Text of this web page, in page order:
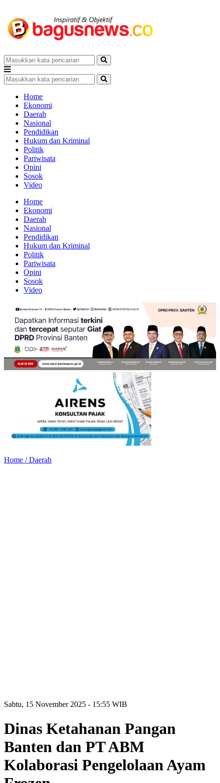
Home
Ekonomi
Daerah
Nasional
Pendidikan
Hukum dan Kriminal
Politik
Pariwisata
Opini
Sosok
Video
Home
Ekonomi
Daerah
Nasional
Pendidikan
Hukum dan Kriminal
Politik
Pariwisata
Opini
Sosok
Video
Home /Daerah
Sabtu, 15 November 2025 - 15:55 WIB
Dinas Ketahanan Pangan
Banten dan PT ABM
Kolaborasi Pengelolaan Ayam